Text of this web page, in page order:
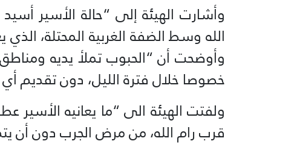
وأشارت الهيئة إلى “حالة الأسير
الله وسط الضفة الغربية المحتلة،
وأوضحت أن “الحبوب تملأ يديه
خصوصا خلال فترة الليل، دون تقديم أي
قرب رام الله، من مرض الجرب دون أن